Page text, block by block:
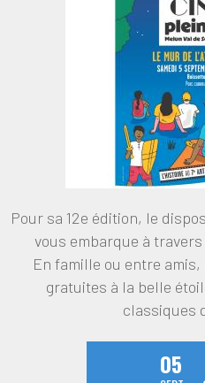
Pour sa 12e édition, le
vous embarque à
En famille ou entre
gratuites à la belle
classiques
05